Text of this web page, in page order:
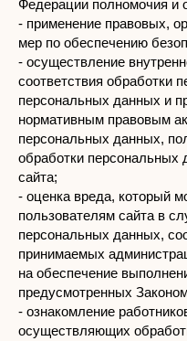
Федерации полномочия и
- применение правовых,
мер по обеспечению
- осуществление
соответствия обработки
персональных данных и
нормативным правовым
персональных данных,
обработки
сайта;
- оценка вреда, который
пользователям сайта в
персональных данных,
принимаемых
на обеспечение
предусмотренных
- ознакомление
осуществляющих